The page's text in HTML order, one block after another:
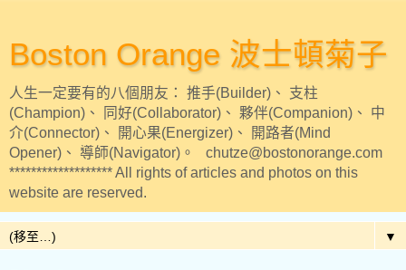
Boston Orange 波士頓菊子
人生一定要有的八個朋友： 推手(Builder)、 支柱
(Champion)、 同好(Collaborator)、 夥伴(Companion)、 中
介(Connector)、 開心果(Energizer)、 開路者(Mind
Opener)、 導師(Navigator)。 chutze@bostonorange.com
******************* All rights of articles and photos on this
website are reserved.
▼